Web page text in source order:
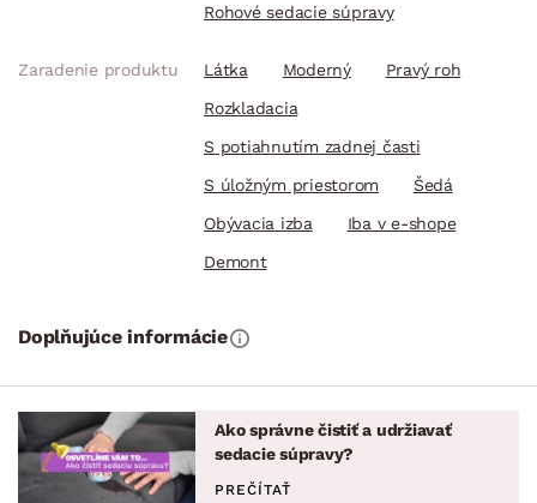
Rohové sedacie súpravy
Zaradenie produktu Látka Moderný
Pravý roh
Rozkladacia
S potiahnutím zadnej časti
S úložným priestorom
Šedá
Obývacia izba
Iba v e-shope
Demont
Doplňujúce informácie
Ako správne čistiť a udržiavať
sedacie súpravy?
PREČÍTAŤ